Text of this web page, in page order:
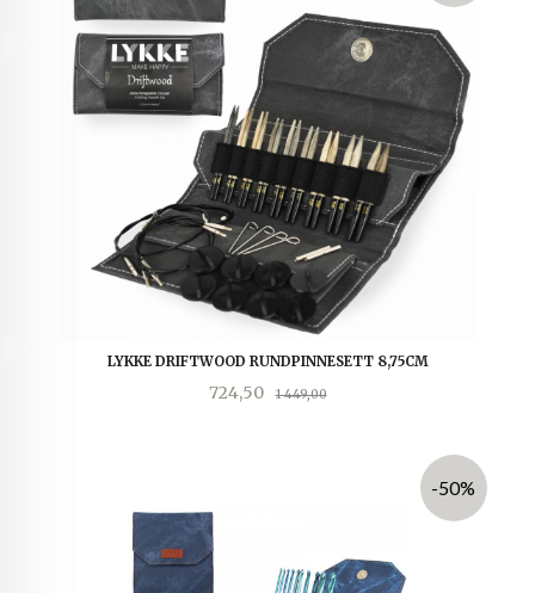
LYKKE DRIFTWOOD RUNDPINNESETT 8,75CM
Tilbud
724,50 1 449,00Rabatt
-50%